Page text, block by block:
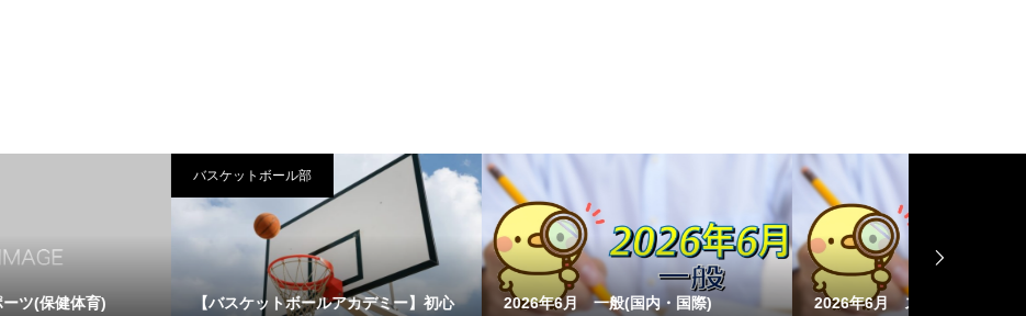
【バスケットボールアカデミー】初心 2026年6月 一般(国内・国際) 2026年6月 スポーツ(保健体育)